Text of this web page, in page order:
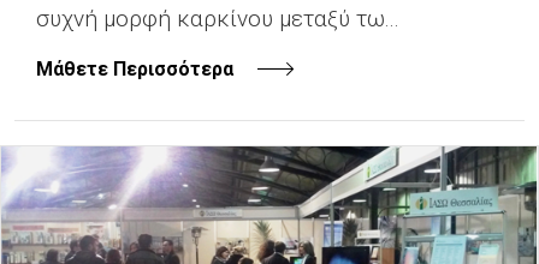
συχνή μορφή καρκίνου μεταξύ τω...
Μάθετε Περισσότερα